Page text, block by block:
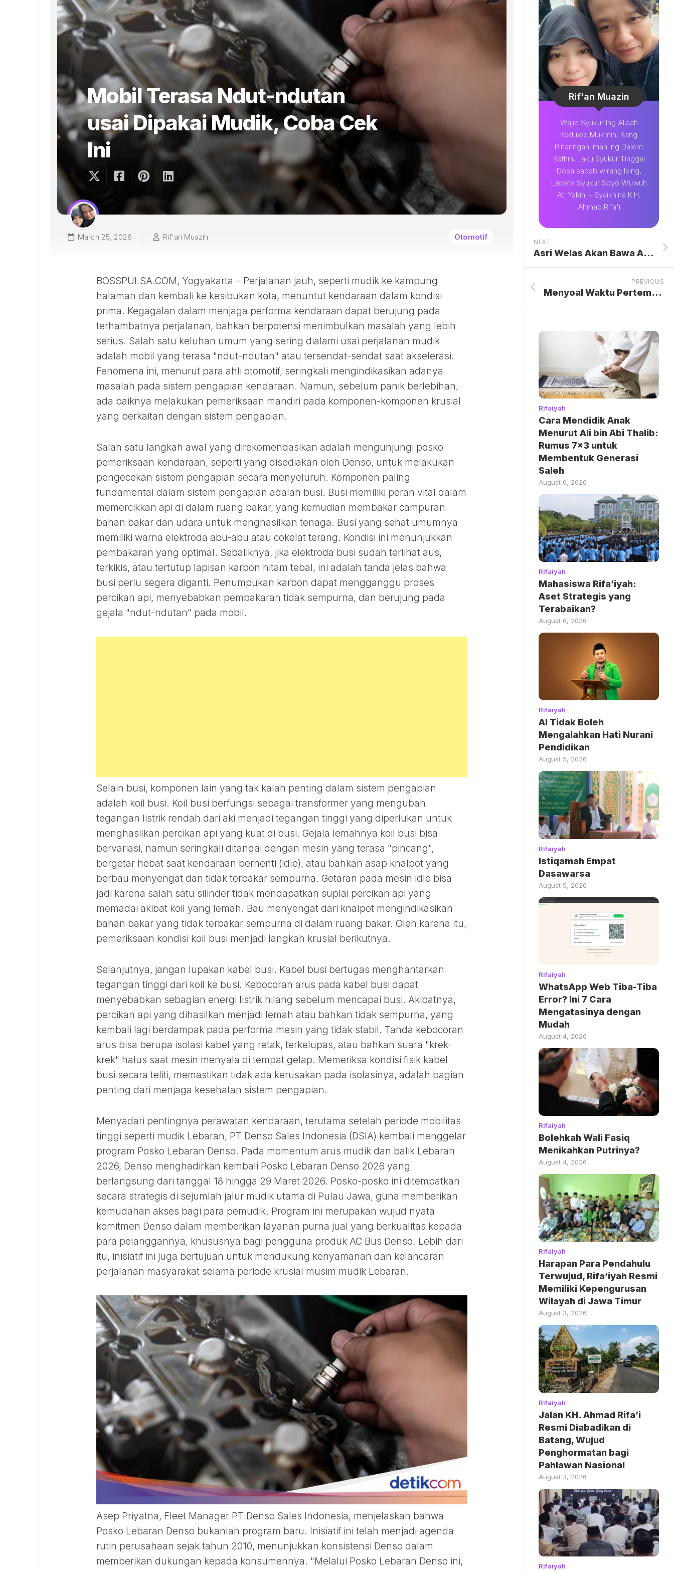
Mobil Terasa Ndut-ndutan
usai Dipakai Mudik, Coba Cek
Ini
March 25, 2026 Rif'an Muazin Otomotif
BOSSPULSA.COM, Yogyakarta – Perjalanan jauh, seperti mudik ke kampung
halaman dan kembali ke kesibukan kota, menuntut kendaraan dalam kondisi
prima. Kegagalan dalam menjaga performa kendaraan dapat berujung pada
terhambatnya perjalanan, bahkan berpotensi menimbulkan masalah yang lebih
serius. Salah satu keluhan umum yang sering dialami usai perjalanan mudik
adalah mobil yang terasa "ndut-ndutan" atau tersendat-sendat saat akselerasi.
Fenomena ini, menurut para ahli otomotif, seringkali mengindikasikan adanya
masalah pada sistem pengapian kendaraan. Namun, sebelum panik berlebihan,
ada baiknya melakukan pemeriksaan mandiri pada komponen-komponen krusial
yang berkaitan dengan sistem pengapian.
Salah satu langkah awal yang direkomendasikan adalah mengunjungi posko
pemeriksaan kendaraan, seperti yang disediakan oleh Denso, untuk melakukan
pengecekan sistem pengapian secara menyeluruh. Komponen paling
fundamental dalam sistem pengapian adalah busi. Busi memiliki peran vital dalam
memercikkan api di dalam ruang bakar, yang kemudian membakar campuran
bahan bakar dan udara untuk menghasilkan tenaga. Busi yang sehat umumnya
memiliki warna elektroda abu-abu atau cokelat terang. Kondisi ini menunjukkan
pembakaran yang optimal. Sebaliknya, jika elektroda busi sudah terlihat aus,
terkikis, atau tertutup lapisan karbon hitam tebal, ini adalah tanda jelas bahwa
busi perlu segera diganti. Penumpukan karbon dapat mengganggu proses
percikan api, menyebabkan pembakaran tidak sempurna, dan berujung pada
gejala "ndut-ndutan" pada mobil.
Selain busi, komponen lain yang tak kalah penting dalam sistem pengapian
adalah koil busi. Koil busi berfungsi sebagai transformer yang mengubah
tegangan listrik rendah dari aki menjadi tegangan tinggi yang diperlukan untuk
menghasilkan percikan api yang kuat di busi. Gejala lemahnya koil busi bisa
bervariasi, namun seringkali ditandai dengan mesin yang terasa "pincang",
bergetar hebat saat kendaraan berhenti (idle), atau bahkan asap knalpot yang
berbau menyengat dan tidak terbakar sempurna. Getaran pada mesin idle bisa
jadi karena salah satu silinder tidak mendapatkan suplai percikan api yang
memadai akibat koil yang lemah. Bau menyengat dari knalpot mengindikasikan
bahan bakar yang tidak terbakar sempurna di dalam ruang bakar. Oleh karena itu,
pemeriksaan kondisi koil busi menjadi langkah krusial berikutnya.
Selanjutnya, jangan lupakan kabel busi. Kabel busi bertugas menghantarkan
tegangan tinggi dari koil ke busi. Kebocoran arus pada kabel busi dapat
menyebabkan sebagian energi listrik hilang sebelum mencapai busi. Akibatnya,
percikan api yang dihasilkan menjadi lemah atau bahkan tidak sempurna, yang
kembali lagi berdampak pada performa mesin yang tidak stabil. Tanda kebocoran
arus bisa berupa isolasi kabel yang retak, terkelupas, atau bahkan suara "krek-
krek" halus saat mesin menyala di tempat gelap. Memeriksa kondisi fisik kabel
busi secara teliti, memastikan tidak ada kerusakan pada isolasinya, adalah bagian
penting dari menjaga kesehatan sistem pengapian.
Menyadari pentingnya perawatan kendaraan, terutama setelah periode mobilitas
tinggi seperti mudik Lebaran, PT Denso Sales Indonesia (DSIA) kembali menggelar
program Posko Lebaran Denso. Pada momentum arus mudik dan balik Lebaran
2026, Denso menghadirkan kembali Posko Lebaran Denso 2026 yang
berlangsung dari tanggal 18 hingga 29 Maret 2026. Posko-posko ini ditempatkan
secara strategis di sejumlah jalur mudik utama di Pulau Jawa, guna memberikan
kemudahan akses bagi para pemudik. Program ini merupakan wujud nyata
komitmen Denso dalam memberikan layanan purna jual yang berkualitas kepada
para pelanggannya, khususnya bagi pengguna produk AC Bus Denso. Lebih dari
itu, inisiatif ini juga bertujuan untuk mendukung kenyamanan dan kelancaran
perjalanan masyarakat selama periode krusial musim mudik Lebaran.
Asep Priyatna, Fleet Manager PT Denso Sales Indonesia, menjelaskan bahwa
Posko Lebaran Denso bukanlah program baru. Inisiatif ini telah menjadi agenda
rutin perusahaan sejak tahun 2010, menunjukkan konsistensi Denso dalam
memberikan dukungan kepada konsumennya. "Melalui Posko Lebaran Denso ini,
Rif'an Muazin
Wajib Syukur Ing Allaah
Keduwe Mukmin, Kang
Pinaringan Iman ing Dalem
Bathin, Laku Syukur Tinggal
Dosa sabab wirang Ising,
Labete Syukur Soyo Wuwuh
Ati Yakin. - Syaikhina K.H.
Ahmad Rifa'i
NEXT
Asri Welas Akan Bawa Anak Kedua Berobat ke Korea Selatan
PREVIOUS
Menyoal Waktu Pertemuan Anak dengan Insanul Fahmi, Mediasi Perceraian Berakhir Tanpa Titik Temu
Rifaiyah
Cara Mendidik Anak
Menurut Ali bin Abi Thalib:
Rumus 7×3 untuk
Membentuk Generasi
Saleh
August 6, 2026
Rifaiyah
Mahasiswa Rifa’iyah:
Aset Strategis yang
Terabaikan?
August 6, 2026
Rifaiyah
AI Tidak Boleh
Mengalahkan Hati Nurani
Pendidikan
August 5, 2026
Rifaiyah
Istiqamah Empat
Dasawarsa
August 5, 2026
Rifaiyah
WhatsApp Web Tiba-Tiba
Error? Ini 7 Cara
Mengatasinya dengan
Mudah
August 4, 2026
Rifaiyah
Bolehkah Wali Fasiq
Menikahkan Putrinya?
August 4, 2026
Rifaiyah
Harapan Para Pendahulu
Terwujud, Rifa’iyah Resmi
Memiliki Kepengurusan
Wilayah di Jawa Timur
August 3, 2026
Rifaiyah
Jalan KH. Ahmad Rifa’i
Resmi Diabadikan di
Batang, Wujud
Penghormatan bagi
Pahlawan Nasional
August 3, 2026
Rifaiyah